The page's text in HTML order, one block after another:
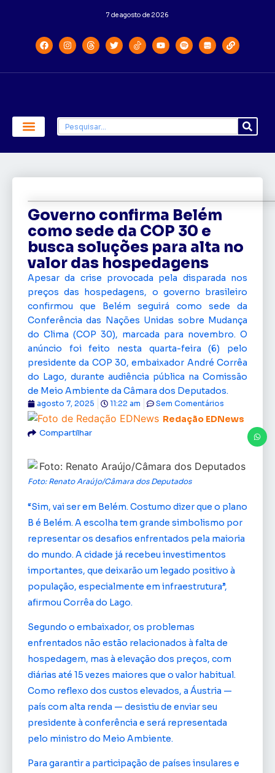
7 de agosto de 2026
Governo confirma Belém
como sede da COP 30 e
busca soluções para alta no
valor das hospedagens
Apesar da crise provocada pela disparada nos
preços das hospedagens, o governo brasileiro
confirmou que Belém seguirá como sede da
Conferência das Nações Unidas sobre Mudança
do Clima (COP 30), marcada para novembro. O
anúncio foi feito nesta quarta-feira (6) pelo
presidente da COP 30, embaixador André Corrêa
do Lago, durante audiência pública na Comissão
de Meio Ambiente da Câmara dos Deputados.
Redação EDNews
agosto 7, 2025 11:22 am Sem Comentários
Compartilhar
Foto: Renato Araújo/Câmara dos Deputados
“Sim, vai ser em Belém. Costumo dizer que o plano
B é Belém. A escolha tem grande simbolismo por
representar os desafios enfrentados pela maioria
do mundo. A cidade já recebeu investimentos
importantes, que deixarão um legado positivo à
população, especialmente em infraestrutura”,
afirmou Corrêa do Lago.
Segundo o embaixador, os problemas
enfrentados não estão relacionados à falta de
hospedagem, mas à elevação dos preços, com
diárias até 15 vezes maiores que o valor habitual.
Como reflexo dos custos elevados, a Áustria —
país com alta renda — desistiu de enviar seu
presidente à conferência e será representada
pelo ministro do Meio Ambiente.
Para garantir a participação de países insulares e